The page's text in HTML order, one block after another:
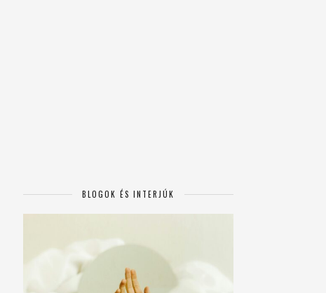
BLOGOK ÉS INTERJÚK